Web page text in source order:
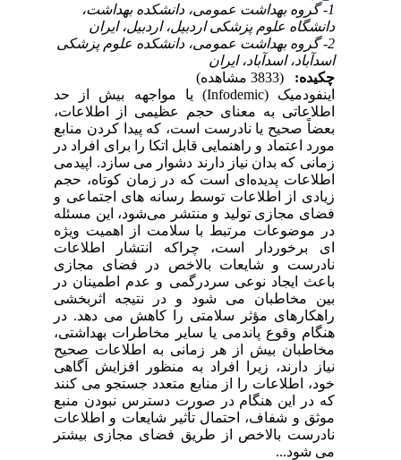
1- گروه بهداشت عمومی، دانشکده بهداشت،
دانشگاه علوم پزشکی اردبیل، اردبیل، ایران
2- گروه بهداشت عمومی، دانشکده علوم پزشکی
اسدآباد، اسدآباد، ایران
چکیده:
اینفودمیک (Infodemic) یا مواجهه بیش از حد
اطلاعاتی به معنای حجم عظیمی از اطلاعات،
بعضاً صحیح یا نادرست است، که پیدا کردن منابع
مورد اعتماد و راهنمایی قابل اتکا را برای افراد در
زمانی که بدان نیاز دارند دشوار می سازد. اپیدمی
اطلاعات پدیده‌ای است که در زمان کوتاه، حجم
زیادی از اطلاعات توسط رسانه های اجتماعی و
فضای مجازی تولید و منتشر می‌شود، این مسئله
در موضوعات مرتبط با سلامت از اهمیت ویژه
ای برخوردار است، چراکه انتشار اطلاعات
نادرست و شایعات بالاخص در فضای مجازی
باعث ایجاد نوعی سردرگمی و عدم اطمینان در
بین مخاطبان می شود و در نتیجه اثربخشی
راهکارهای مؤثر سلامتی را کاهش می دهد. در
هنگام وقوع پاندمی یا سایر مخاطرات بهداشتی،
مخاطبان بیش از هر زمانی به اطلاعات صحیح
نیاز دارند، زیرا افراد به منظور افزایش آگاهی
خود، اطلاعات را از منابع متعدد جستجو می کنند
که در این هنگام در صورت دسترس نبودن منبع
موثق و شفاف، احتمال تأثیر شایعات و اطلاعات
نادرست بالاخص از طریق فضای مجازی بیشتر
می شود...